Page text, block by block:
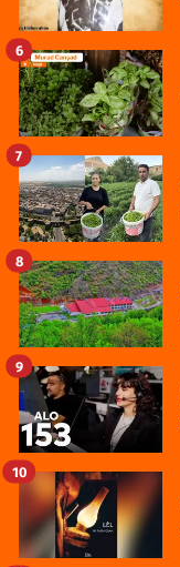
6
7
8
9
10